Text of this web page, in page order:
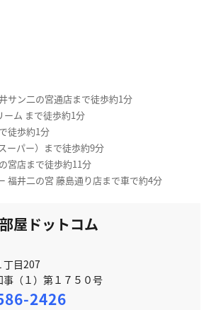
サン二の宮通店まで徒歩約1分
ーム まで徒歩約1分
徒歩約1分
ーパー）まで徒歩約9分
宮店まで徒歩約11分
福井二の宮 藤島通り店まで車で約4分
屋ドットコム
丁目207
（１）第１７５０号
2426